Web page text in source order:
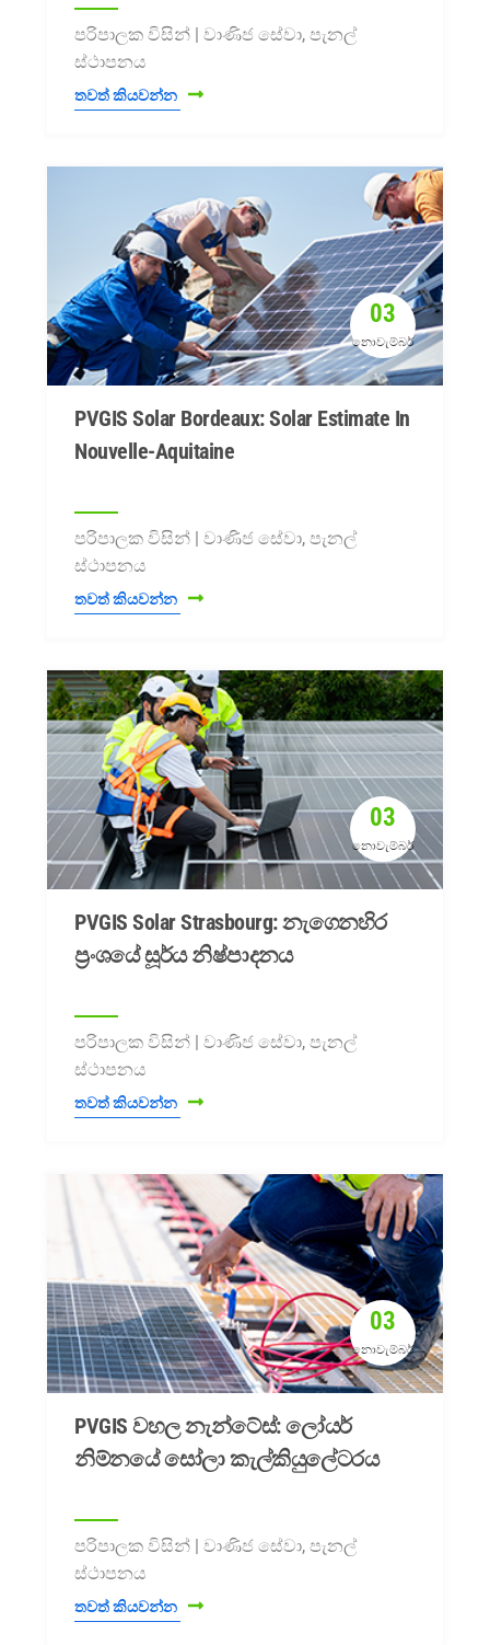
පරිපාලක විසින් | වාණිජ සේවා, පැනල්
ස්ථාපනය
තවත් කියවන්න
03
නොවැම්බර්
PVGIS Solar Bordeaux: Solar Estimate In
Nouvelle-Aquitaine
පරිපාලක විසින් | වාණිජ සේවා, පැනල්
ස්ථාපනය
තවත් කියවන්න
03
නොවැම්බර්
PVGIS Solar Strasbourg: නැගෙනහිර
ප්‍රංශයේ සූර්ය නිෂ්පාදනය
පරිපාලක විසින් | වාණිජ සේවා, පැනල්
ස්ථාපනය
තවත් කියවන්න
03
නොවැම්බර්
PVGIS වහල නැන්ටේස්: ලෝයර්
නිම්නයේ සෝලා කැල්කියුලේටරය
පරිපාලක විසින් | වාණිජ සේවා, පැනල්
ස්ථාපනය
තවත් කියවන්න